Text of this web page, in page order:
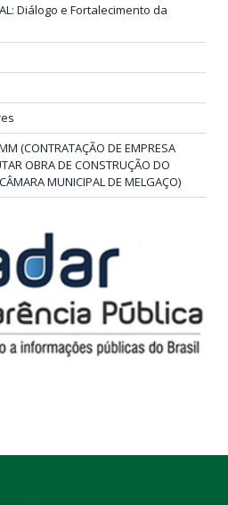
Diálogo e Fortalecimento da
(CONTRATAÇÃO DE EMPRESA
OBRA DE CONSTRUÇÃO DO
MUNICIPAL DE MELGAÇO)